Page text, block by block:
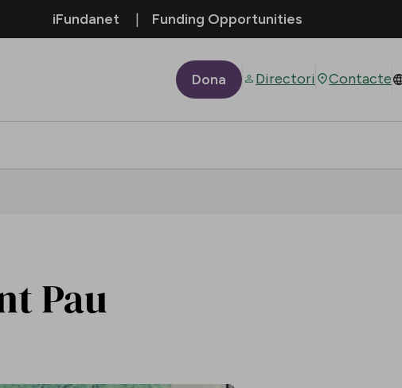
iFundanet Funding Opportunities
Dona Directori Contacte
Pau